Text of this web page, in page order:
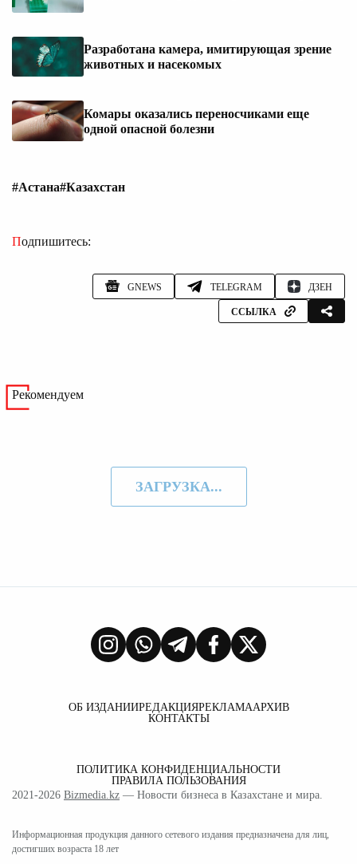
Разработана камера, имитирующая зрение
животных и насекомых
Комары оказались переносчиками еще
одной опасной болезни
#Астана#Казахстан
Подпишитесь:
GNEWS TELEGRAM ДЗЕН
ССЫЛКА
Рекомендуем
ЗАГРУЗКА...
ОБ ИЗДАНИИРЕДАКЦИЯРЕКЛАМААРХИВ
КОНТАКТЫ
ПОЛИТИКА КОНФИДЕНЦИАЛЬНОСТИ
ПРАВИЛА ПОЛЬЗОВАНИЯ
2021-2026 Bizmedia.kz — Новости бизнеса в Казахстане и мира.
Информационная продукция данного сетевого издания предназначена для лиц,
достигших возраста 18 лет